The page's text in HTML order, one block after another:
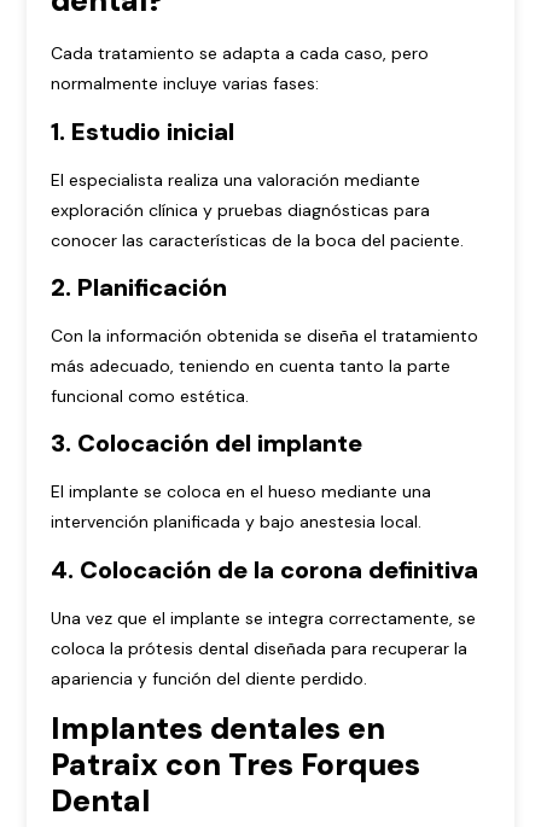
Cada tratamiento se adapta a cada caso, pero
normalmente incluye varias fases:
1. Estudio inicial
El especialista realiza una valoración mediante
exploración clínica y pruebas diagnósticas para
conocer las características de la boca del paciente.
2. Planificación
Con la información obtenida se diseña el tratamiento
más adecuado, teniendo en cuenta tanto la parte
funcional como estética.
3. Colocación del implante
El implante se coloca en el hueso mediante una
intervención planificada y bajo anestesia local.
4. Colocación de la corona definitiva
Una vez que el implante se integra correctamente, se
coloca la prótesis dental diseñada para recuperar la
apariencia y función del diente perdido.
Implantes dentales en
Patraix con Tres Forques
Dental